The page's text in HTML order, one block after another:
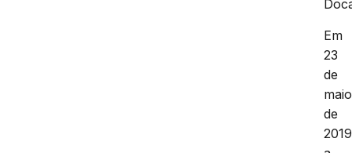
Em
23
de
maio
de